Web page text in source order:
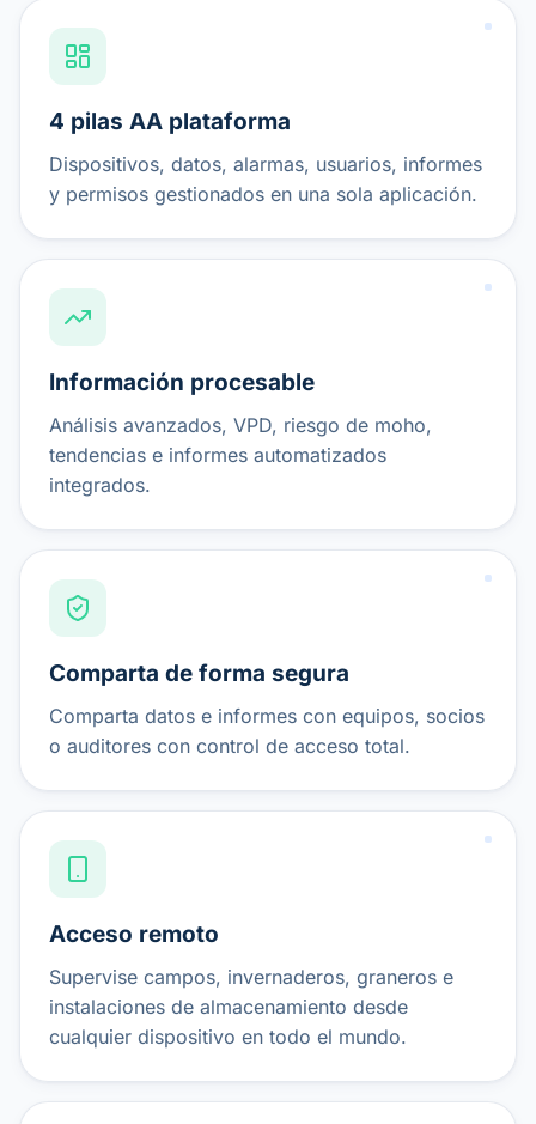
4 pilas AA plataforma
Dispositivos, datos, alarmas, usuarios, informes
y permisos gestionados en una sola aplicación.
Información procesable
Análisis avanzados, VPD, riesgo de moho,
tendencias e informes automatizados
integrados.
Comparta de forma segura
Comparta datos e informes con equipos, socios
o auditores con control de acceso total.
Acceso remoto
Supervise campos, invernaderos, graneros e
instalaciones de almacenamiento desde
cualquier dispositivo en todo el mundo.